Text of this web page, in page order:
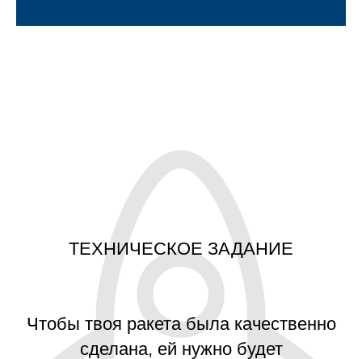
ТЕХНИЧЕСКОЕ ЗАДАНИЕ
Чтобы твоя ракета была качественно
сделана, ей нужно будет